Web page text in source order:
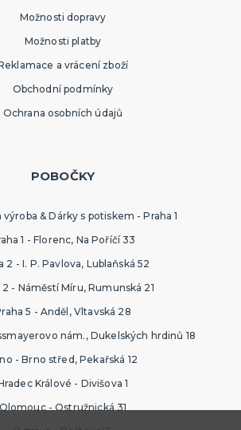
Možnosti dopravy
Možnosti platby
a vrácení zboží
Obchodní podmínky
Ochrana osobních údajů
POBOČKY
& Dárky s potiskem - Praha 1
1 - Florenc, Na Poříčí 33
2 - I. P. Pavlova, Lublaňská 52
2 - Náměstí Míru, Rumunská 21
5 - Anděl, Vltavská 28
nám., Dukelských hrdinů 18
- Brno střed, Pekařská 12
Králové - Divišova 1
Olomouc - Ostružnická 31